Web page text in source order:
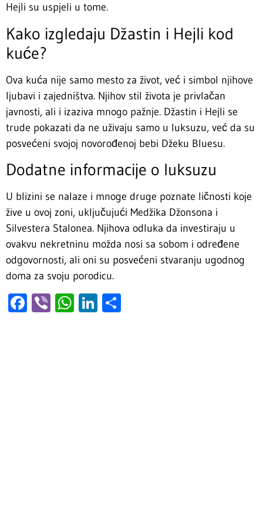
Hejli su uspjeli u tome.
Kako izgledaju Džastin i Hejli kod
kuće?
Ova kuća nije samo mesto za život, već i simbol njihove
ljubavi i zajedništva. Njihov stil života je privlačan
javnosti, ali i izaziva mnogo pažnje. Džastin i Hejli se
trude pokazati da ne uživaju samo u luksuzu, već da su
posvećeni svojoj novorođenoj bebi Džeku Bluesu.
Dodatne informacije o luksuzu
U blizini se nalaze i mnoge druge poznate ličnosti koje
žive u ovoj zoni, uključujući Medžika Džonsona i
Silvestera Stalonea. Njihova odluka da investiraju u
ovakvu nekretninu možda nosi sa sobom i određene
odgovornosti, ali oni su posvećeni stvaranju ugodnog
doma za svoju porodicu.
Facebook
ViberWhatsApp
LinkedIn